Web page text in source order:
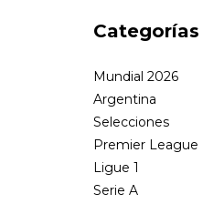
Categorías
Mundial 2026
Argentina
Selecciones
Premier League
Ligue 1
Serie A